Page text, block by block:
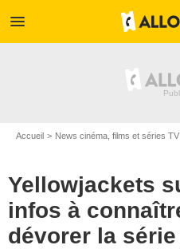
menu
Accueil News cinéma, films et séries TV
Yellowjackets
infos à
dévorer la